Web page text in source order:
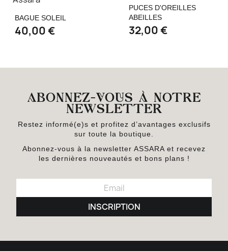
BAGUE SOLEIL
40,00 €
PUCES D'OREILLES
ABEILLES
32,00 €
ABONNEZ-VOUS À NOTRE
NEWSLETTER
Restez informé(e)s et profitez d’avantages exclusifs
sur toute la boutique.
Abonnez-vous à la newsletter ASSARA et recevez
les dernières nouveautés et bons plans !
INSCRIPTION